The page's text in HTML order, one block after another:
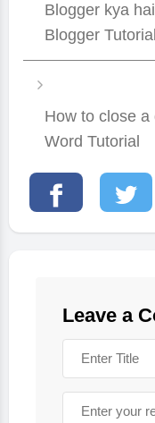
Blogger kya
Blogger
How to close
Word Tutorial
Leave a